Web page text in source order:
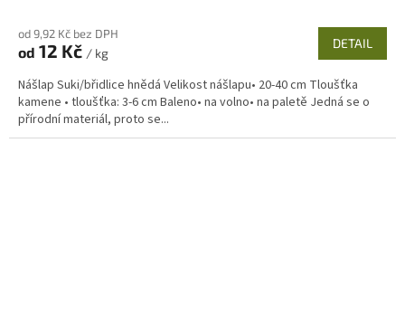
od 9,92 Kč bez DPH
od 12 Kč / kg
DETAIL
Nášlap Suki/břidlice hnědá Velikost nášlapu• 20-40 cm Tloušťka
kamene • tloušťka: 3-6 cm Baleno• na volno• na paletě Jedná se o
přírodní materiál, proto se...